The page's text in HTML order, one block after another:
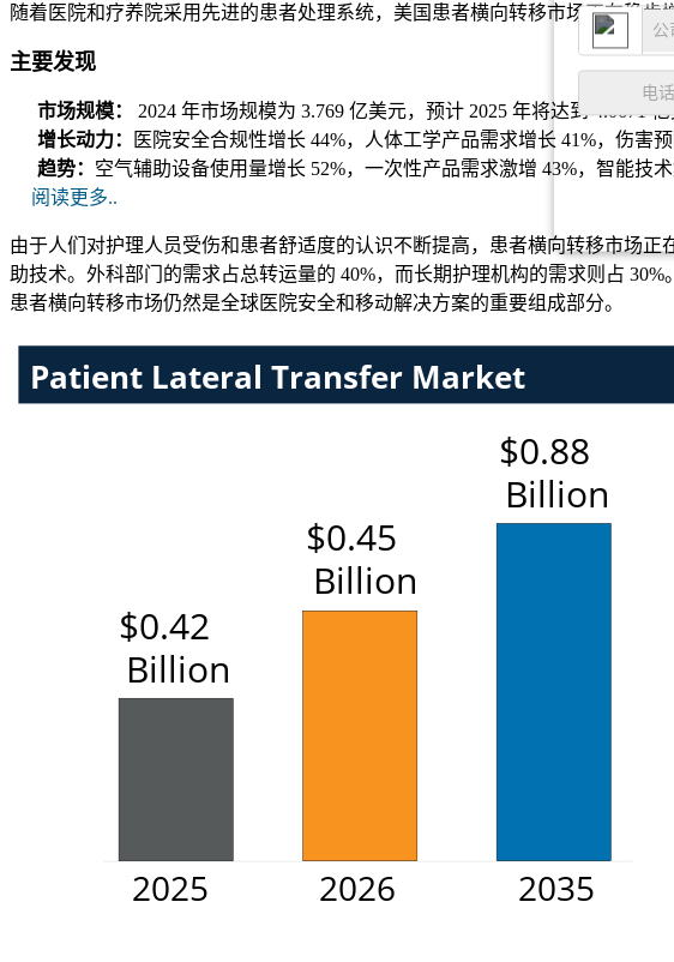
随着医院和疗养院采用先进的患者处理系统，美国患者横向转移市场正在稳步
主要发现
市场规模：
2024 年市场规模为 3.769 亿美元，预计 2025 年将达到 4.0671
增长动力：
医院安全合规性增长 44%，人体工学产品需求增长 41%，伤害
趋势： 空气辅助设备使用量增长 52%，一次性产品需求激增 43%，智能技
阅读更多..
由于人们对护理人员受伤和患者舒适度的认识不断提高，患者横向转移市场
助技术。外科部门的需求占总转运量的 40%，而长期护理机构的需求则占
患者横向转移市场仍然是全球医院安全和移动解决方案的重要组成部分。